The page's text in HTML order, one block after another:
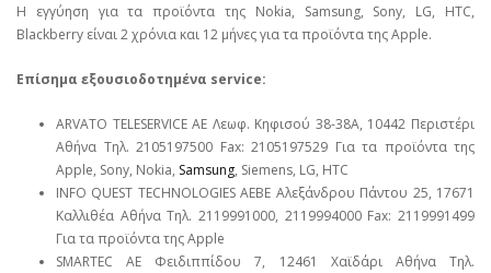
Η εγγύηση για τα προϊόντα της Nokia, Samsung, Sony, LG, HTC,
Blackberry είναι 2 χρόνια και 12 μήνες για τα προϊόντα της Apple.
Επίσημα εξουσιοδοτημένα service:
ARVATO TELESERVICE ΑΕ Λεωφ. Κηφισού 38-38Α, 10442 Περιστέρι
Αθήνα Τηλ. 2105197500 Fax: 2105197529 Για τα προϊόντα της
Apple, Sony, Nokia, Samsung, Siemens, LG, HTC
INFO QUEST TECHNOLOGIES ΑΕΒΕ Αλεξάνδρου Πάντου 25, 17671
Καλλιθέα Αθήνα Τηλ. 2119991000, 2119994000 Fax: 2119991499
Για τα προϊόντα της Apple
SMARTEC ΑΕ Φειδιππίδου 7, 12461 Χαϊδάρι Αθήνα Τηλ.